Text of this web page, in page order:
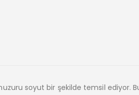
soyut bir şekilde temsil ediyor.